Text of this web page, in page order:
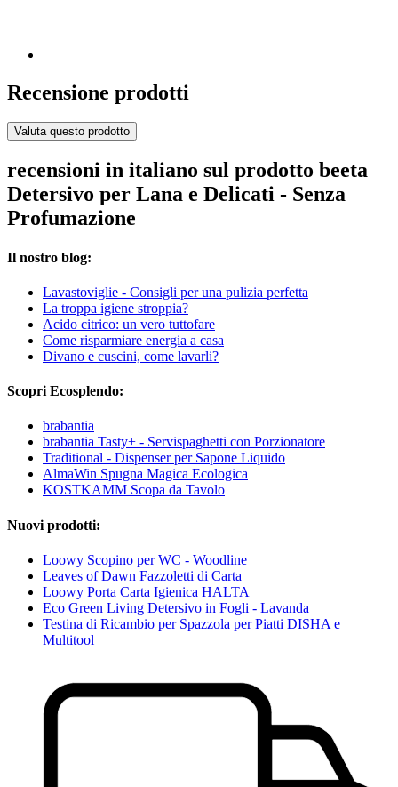
Recensione prodotti
Valuta questo prodotto
recensioni in italiano sul prodotto beeta
Detersivo per Lana e Delicati - Senza
Profumazione
Il nostro blog:
Lavastoviglie - Consigli per una pulizia perfetta
La troppa igiene stroppia?
Acido citrico: un vero tuttofare
Come risparmiare energia a casa
Divano e cuscini, come lavarli?
Scopri Ecosplendo:
brabantia
brabantia Tasty+ - Servispaghetti con Porzionatore
Traditional - Dispenser per Sapone Liquido
AlmaWin Spugna Magica Ecologica
KOSTKAMM Scopa da Tavolo
Nuovi prodotti:
Loowy Scopino per WC - Woodline
Leaves of Dawn Fazzoletti di Carta
Loowy Porta Carta Igienica HALTA
Eco Green Living Detersivo in Fogli - Lavanda
Testina di Ricambio per Spazzola per Piatti DISHA e
Multitool